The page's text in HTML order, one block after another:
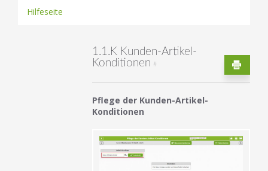
Hilfeseite
1.1.K Kunden-Artikel-
Konditionen #
Pflege der Kunden-Artikel-
Konditionen